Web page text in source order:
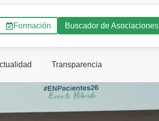
Formación Buscador de Asociaciones
Transparencia